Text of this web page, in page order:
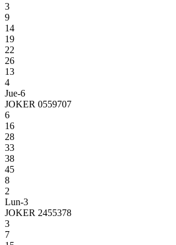
3
9
14
19
22
26
13
4
Jue-6
JOKER 0559707
6
16
28
33
38
45
8
2
Lun-3
JOKER 2455378
3
7